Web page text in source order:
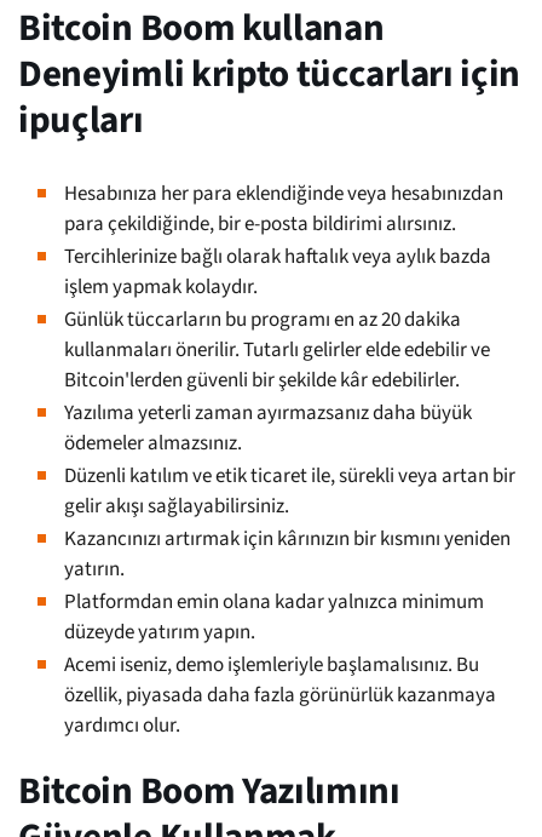
Bitcoin Boom kullanan
Deneyimli kripto tüccarları için
ipuçları
Hesabınıza her para eklendiğinde veya hesabınızdan
para çekildiğinde, bir e-posta bildirimi alırsınız.
Tercihlerinize bağlı olarak haftalık veya aylık bazda
işlem yapmak kolaydır.
Günlük tüccarların bu programı en az 20 dakika
kullanmaları önerilir. Tutarlı gelirler elde edebilir ve
Bitcoin'lerden güvenli bir şekilde kâr edebilirler.
Yazılıma yeterli zaman ayırmazsanız daha büyük
ödemeler almazsınız.
Düzenli katılım ve etik ticaret ile, sürekli veya artan bir
gelir akışı sağlayabilirsiniz.
Kazancınızı artırmak için kârınızın bir kısmını yeniden
yatırın.
Platformdan emin olana kadar yalnızca minimum
düzeyde yatırım yapın.
Acemi iseniz, demo işlemleriyle başlamalısınız. Bu
özellik, piyasada daha fazla görünürlük kazanmaya
yardımcı olur.
Bitcoin Boom Yazılımını